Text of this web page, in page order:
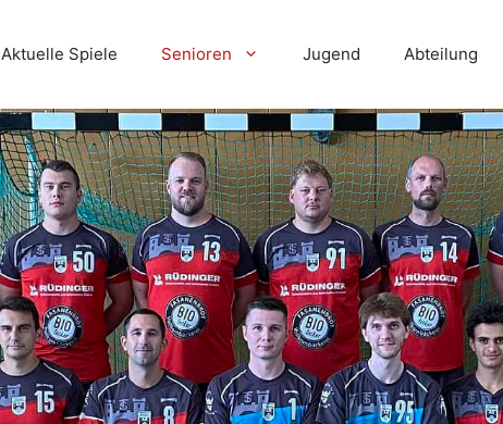
Aktuelle Spiele Senioren Jugend Abteilung